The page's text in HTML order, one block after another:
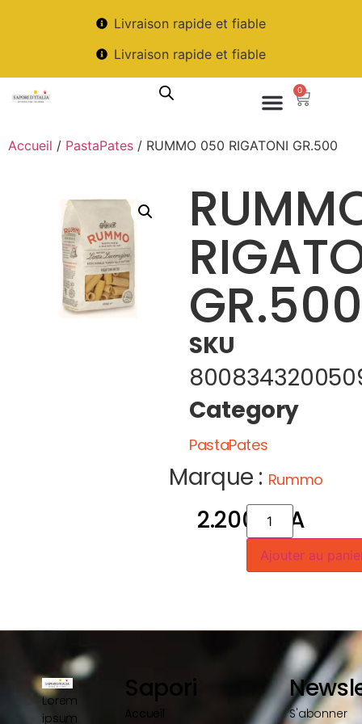
Livraison rapide et fiable
Livraison rapide et fiable
0
Accueil / PastaPates / RUMMO 050 RIGATONI GR.500
GR.500
SKU
Category
PastaPates
Marque : Rummo
2.200 CFA
Ajouter au
Lorem
ipsum
Sapori
Accueil
S'abonner